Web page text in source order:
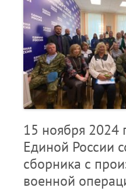
15 ноября 2024
Единой России
сборника с
военной